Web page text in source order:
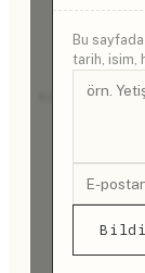
Bu
tarih, isim,
REKLAM